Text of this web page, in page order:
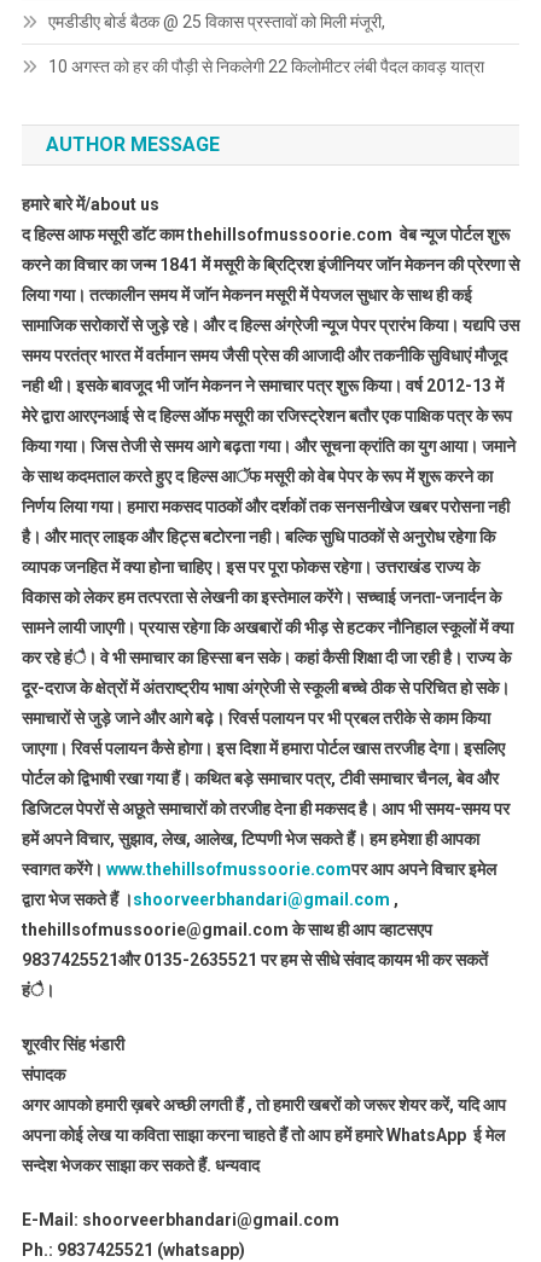
एमडीडीए बोर्ड बैठक @ 25 विकास प्रस्तावों को मिली मंजूरी,
10 अगस्त को हर की पौड़ी से निकलेगी 22 किलोमीटर लंबी पैदल कावड़ यात्रा
AUTHOR MESSAGE
हमारे बारे में/about us
द हिल्स आफ मसूरी डाॅट काम thehillsofmussoorie.com वेब न्यूज पोर्टल शुरू
करने का विचार का जन्म 1841 में मसूरी के ब्रिट्रिश इंजीनियर जाॅन मेकनन की प्रेरणा से
लिया गया। तत्कालीन समय में जाॅन मेकनन मसूरी में पेयजल सुधार के साथ ही कई
सामाजिक सरोकारों से जुड़े रहे। और द हिल्स अंग्रेजी न्यूज पेपर प्रारंभ किया। यद्यपि उस
समय परतंत्र भारत में वर्तमान समय जैसी प्रेस की आजादी और तकनीकि सुविधाएं मौजूद
नही थी। इसके बावजूद भी जाॅन मेकनन ने समाचार पत्र शुरू किया। वर्ष 2012-13 में
मेरे द्वारा आरएनआई से द हिल्स ऑफ मसूरी का रजिस्ट्रेशन बतौर एक पाक्षिक पत्र के रूप
किया गया। जिस तेजी से समय आगे बढ़ता गया। और सूचना क्रांति का युग आया। जमाने
के साथ कदमताल करते हुए द हिल्स आॅफ मसूरी को वेब पेपर के रूप में शुरू करने का
निर्णय लिया गया। हमारा मकसद पाठकों और दर्शकों तक सनसनीखेज खबर परोसना नही
है। और मात्र लाइक और हिट्स बटोरना नही। बल्कि सुधि पाठकों से अनुरोध रहेगा कि
व्यापक जनहित में क्या होना चाहिए। इस पर पूरा फोकस रहेगा। उत्तराखंड राज्य के
विकास को लेकर हम तत्परता से लेखनी का इस्तेमाल करेंगे। सच्चाई जनता-जनार्दन के
सामने लायी जाएगी। प्रयास रहेगा कि अखबारों की भीड़ से हटकर नौनिहाल स्कूलों में क्या
कर रहे हंै। वे भी समाचार का हिस्सा बन सके। कहां कैसी शिक्षा दी जा रही है। राज्य के
दूर-दराज के क्षेत्रों में अंतराष्ट्रीय भाषा अंग्रेजी से स्कूली बच्चे ठीक से परिचित हो सके।
समाचारों से जुड़े जाने और आगे बढ़े। रिवर्स पलायन पर भी प्रबल तरीके से काम किया
जाएगा। रिवर्स पलायन कैसे होगा। इस दिशा में हमारा पोर्टल खास तरजीह देगा। इसलिए
पोर्टल को द्विभाषी रखा गया हैं। कथित बड़े समाचार पत्र, टीवी समाचार चैनल, बेव और
डिजिटल पेपरों से अछूते समाचारों को तरजीह देना ही मकसद है। आप भी समय-समय पर
हमें अपने विचार, सुझाव, लेख, आलेख, टिप्पणी भेज सकते हैं। हम हमेशा ही आपका
स्वागत करेंगे। www.thehillsofmussoorie.comपर आप अपने विचार इमेल
द्वारा भेज सकते हैं ।shoorveerbhandari@gmail.com ,
thehillsofmussoorie@gmail.com के साथ ही आप व्हाटसएप
9837425521और 0135-2635521 पर हम से सीधे संवाद कायम भी कर सकतें
हंै।
शूरवीर सिंह भंडारी
संपादक
अगर आपको हमारी ख़बरे अच्छी लगती हैं , तो हमारी खबरों को जरूर शेयर करें, यदि आप
अपना कोई लेख या कविता साझा करना चाहते हैं तो आप हमें हमारे WhatsApp ई मेल
सन्देश भेजकर साझा कर सकते हैं. धन्यवाद
E-Mail: shoorveerbhandari@gmail.com
Ph.: 9837425521 (whatsapp)